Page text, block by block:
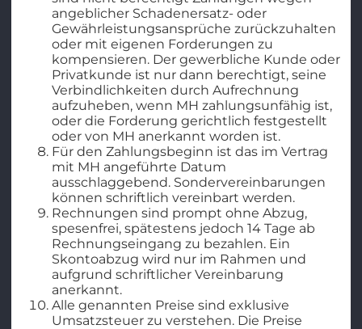
angeblicher Schadenersatz- oder
Gewährleistungsansprüche zurückzuhalten
oder mit eigenen Forderungen zu
kompensieren. Der gewerbliche Kunde oder
Privatkunde ist nur dann berechtigt, seine
Verbindlichkeiten durch Aufrechnung
aufzuheben, wenn MH zahlungsunfähig ist,
oder die Forderung gerichtlich festgestellt
oder von MH anerkannt worden ist.
Für den Zahlungsbeginn ist das im Vertrag
mit MH angeführte Datum
ausschlaggebend. Sondervereinbarungen
können schriftlich vereinbart werden.
Rechnungen sind prompt ohne Abzug,
spesenfrei, spätestens jedoch 14 Tage ab
Rechnungseingang zu bezahlen. Ein
Skontoabzug wird nur im Rahmen und
aufgrund schriftlicher Vereinbarung
anerkannt.
Alle genannten Preise sind exklusive
Umsatzsteuer zu verstehen. Die Preise